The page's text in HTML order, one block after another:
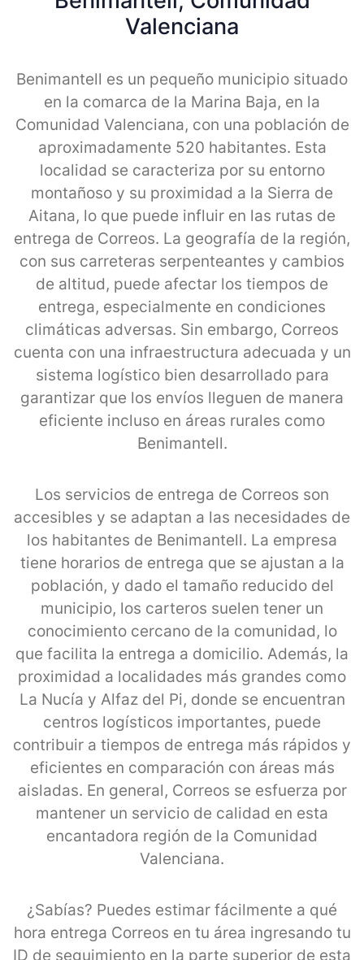
Valenciana
Benimantell es un pequeño municipio situado
en la comarca de la Marina Baja, en la
Comunidad Valenciana, con una población de
aproximadamente 520 habitantes. Esta
localidad se caracteriza por su entorno
montañoso y su proximidad a la Sierra de
Aitana, lo que puede influir en las rutas de
entrega de Correos. La geografía de la región,
con sus carreteras serpenteantes y cambios
de altitud, puede afectar los tiempos de
entrega, especialmente en condiciones
climáticas adversas. Sin embargo, Correos
cuenta con una infraestructura adecuada y un
sistema logístico bien desarrollado para
garantizar que los envíos lleguen de manera
eficiente incluso en áreas rurales como
Benimantell.
Los servicios de entrega de Correos son
accesibles y se adaptan a las necesidades de
los habitantes de Benimantell. La empresa
tiene horarios de entrega que se ajustan a la
población, y dado el tamaño reducido del
municipio, los carteros suelen tener un
conocimiento cercano de la comunidad, lo
que facilita la entrega a domicilio. Además, la
proximidad a localidades más grandes como
La Nucía y Alfaz del Pi, donde se encuentran
centros logísticos importantes, puede
contribuir a tiempos de entrega más rápidos y
eficientes en comparación con áreas más
aisladas. En general, Correos se esfuerza por
mantener un servicio de calidad en esta
encantadora región de la Comunidad
Valenciana.
¿Sabías? Puedes estimar fácilmente a qué
hora entrega Correos en tu área ingresando tu
ID de seguimiento en la parte superior de esta